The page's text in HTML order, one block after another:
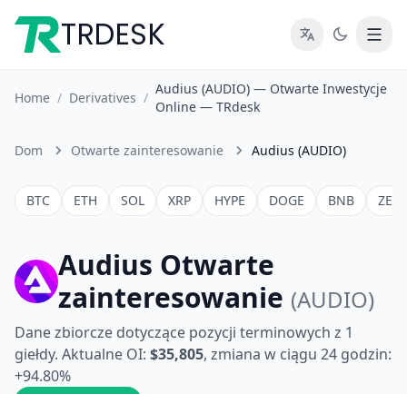
TRDESK
Home / Derivatives /
Audius (AUDIO) — Otwarte Inwestycje
Online — TRdesk
Dom Otwarte zainteresowanie Audius (AUDIO)
BTC ETH SOL XRP HYPE DOGE BNB ZEC
Audius Otwarte
zainteresowanie (AUDIO)
Dane zbiorcze dotyczące pozycji terminowych z 1
giełdy. Aktualne OI: $35,805, zmiana w ciągu 24 godzin:
+94.80%